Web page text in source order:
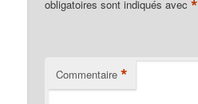
obligatoires sont indiqués avec*
Commentaire *